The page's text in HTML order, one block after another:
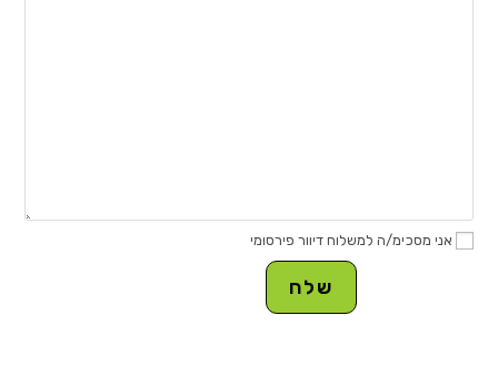
אני מסכימ/ה למשלוח דיוור פירסומי